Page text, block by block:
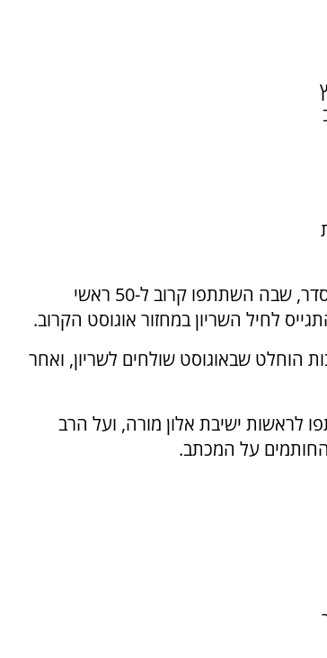
ההתבטאות מגיעה שעות לאחר שאסיפת ראשי ישיבות ההסדר, שבה השתתפו קרוב ל-50 ראשי
לחיל השריון במחזור אוגוסט הקרוב.
הוחלט שבאוגוסט שולחים לשריון, ואחר
לראשות ישיבת אלון מורה, ועל הרב
על המכתב.